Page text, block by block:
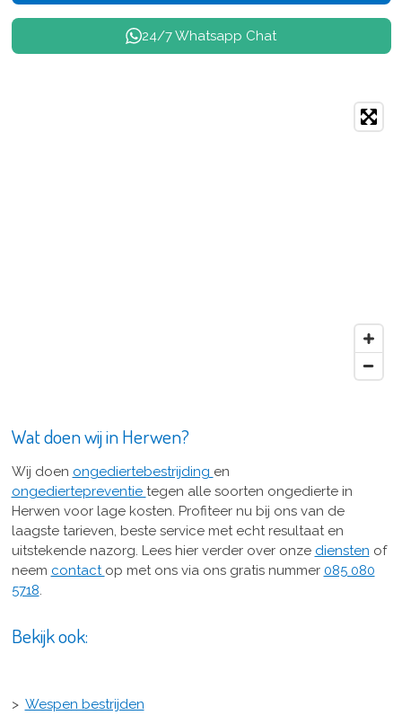
24/7 Whatsapp Chat
Wat doen wij in Herwen?
Wij doen ongediertebestrijding en
ongediertepreventie tegen alle soorten ongedierte in
Herwen voor lage kosten. Profiteer nu bij ons van de
laagste tarieven, beste service met echt resultaat en
uitstekende nazorg. Lees hier verder over onze diensten of
neem contact op met ons via ons gratis nummer 085 080
5718.
Bekijk ook:
> Wespen bestrijden